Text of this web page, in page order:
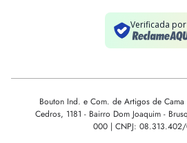
Bouton Ind. e Com. de Artigos de Cama
Cedros, 1181 - Bairro Dom Joaquim -
000 | CNPJ: